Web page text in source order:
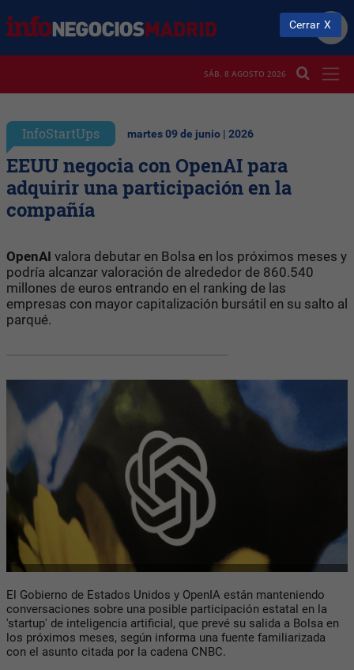
SÁB. 8 AGOSTO 2026
InfoStartUps martes 09 de junio | 2026
EEUU negocia con OpenAI para
adquirir una participación en la
compañía
OpenAI valora debutar en Bolsa en los próximos meses y
podría alcanzar valoración de alrededor de 860.540
millones de euros entrando en el ranking de las
empresas con mayor capitalización bursátil en su salto al
parqué.
El Gobierno de Estados Unidos y OpenIA están manteniendo
conversaciones sobre una posible participación estatal en la
'startup' de inteligencia artificial, que prevé su salida a Bolsa en
los próximos meses, según informa una fuente familiarizada
con el asunto citada por la cadena CNBC.
Cerrar